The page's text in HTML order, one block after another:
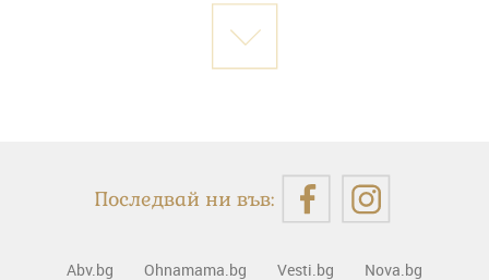
Последвай ни във:
Abv.bg Ohnamama.bg Vesti.bg Nova.bg